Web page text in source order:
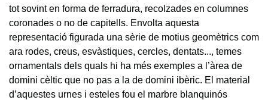
tot sovint en forma de ferradura, recolzades en columnes
coronades o no de capitells. Envolta aquesta
representació figurada una sèrie de motius geomètrics com
ara rodes, creus, esvàstiques, cercles, dentats..., temes
ornamentals dels quals hi ha més exemples a l’àrea de
domini cèltic que no pas a la de domini ibèric. El material
d’aquestes urnes i esteles fou el marbre blanquinós